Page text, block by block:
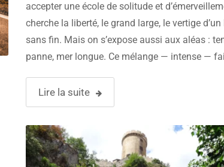
accepter une école de solitude et
cherche la liberté, le grand large, le vertige
sans fin. Mais on s’expose aussi aux aléas :
panne, mer longue. Ce mélange — intense —
sail.com/produit/transatlantiques/ Préparer le
…
Lire la suite